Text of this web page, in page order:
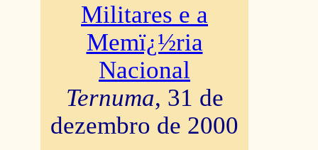
Militares e a
Memï¿½ria
Nacional
Ternuma, 31 de
dezembro de 2000